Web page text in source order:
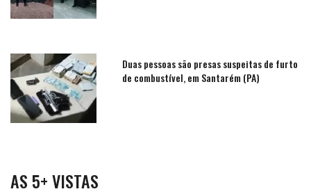
Duas pessoas são presas suspeitas de furto
de combustível, em Santarém (PA)
AS 5+ VISTAS